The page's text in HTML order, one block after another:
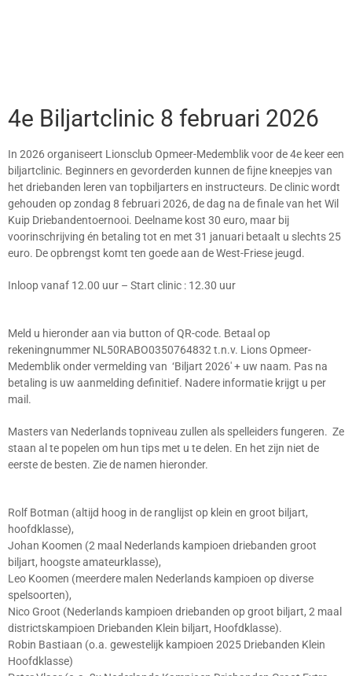
4e Biljartclinic 8 februari 2026
In 2026 organiseert Lionsclub Opmeer-Medemblik voor de 4e keer een
biljartclinic. Beginners en gevorderden kunnen de fijne kneepjes van
het driebanden leren van topbiljarters en instructeurs. De clinic wordt
gehouden op zondag 8 februari 2026, de dag na de finale van het Wil
Kuip Driebandentoernooi. Deelname kost 30 euro, maar bij
voorinschrijving én betaling tot en met 31 januari betaalt u slechts 25
euro. De opbrengst komt ten goede aan de West-Friese jeugd.
Inloop vanaf 12.00 uur – Start clinic : 12.30 uur
Meld u hieronder aan via button of QR-code. Betaal op
rekeningnummer NL50RABO0350764832 t.n.v. Lions Opmeer-
Medemblik onder vermelding van ‘Biljart 2026′ + uw naam. Pas na
betaling is uw aanmelding definitief. Nadere informatie krijgt u per
mail.
Masters van Nederlands topniveau zullen als spelleiders fungeren. Ze
staan al te popelen om hun tips met u te delen. En het zijn niet de
eerste de besten. Zie de namen hieronder.
Rolf Botman (altijd hoog in de ranglijst op klein en groot biljart,
hoofdklasse),
Johan Koomen (2 maal Nederlands kampioen driebanden groot
biljart, hoogste amateurklasse),
Leo Koomen (meerdere malen Nederlands kampioen op diverse
spelsoorten),
Nico Groot (Nederlands kampioen driebanden op groot biljart, 2 maal
districtskampioen Driebanden Klein biljart, Hoofdklasse).
Robin Bastiaan (o.a. gewestelijk kampioen 2025 Driebanden Klein
Hoofdklasse)